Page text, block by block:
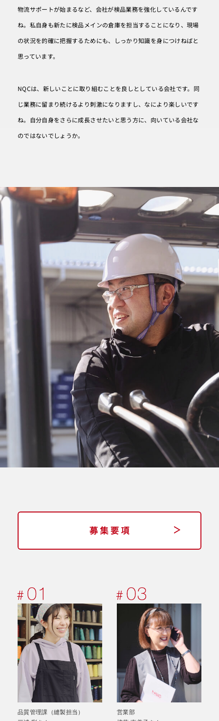
物流サポートが始まるなど、会社が検品業務を強化しているんです
ね。私自身も新たに検品メインの倉庫を担当することになり、現場
の状況を的確に把握するためにも、しっかり知識を身につけねばと
思っています。
NQCは、新しいことに取り組むことを良しとしている会社です。同
じ業務に留まり続けるより刺激になりますし、なにより楽しいです
ね。自分自身をさらに成長させたいと思う方に、向いている会社な
のではないでしょうか。
品質管理課（縫製担当）
営業部